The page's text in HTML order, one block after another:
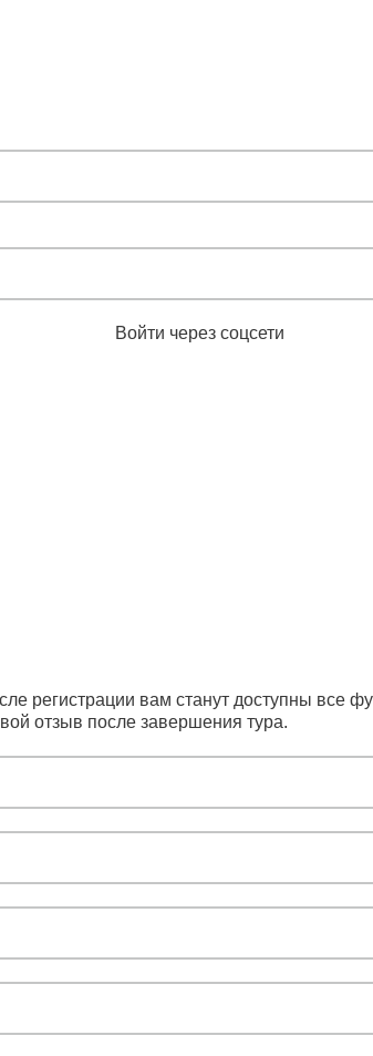
Войти через соцсети
регистрации вам станут доступны все
отзыв после завершения тура.